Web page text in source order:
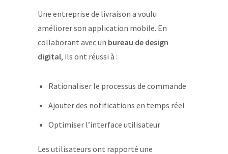
Une entreprise de livraison a voulu
améliorer son application mobile. En
collaborant avec un bureau de design
digital, ils ont réussi à :
Rationaliser le processus de commande
Ajouter des notifications en temps réel
Optimiser l’interface utilisateur
Les utilisateurs ont rapporté une